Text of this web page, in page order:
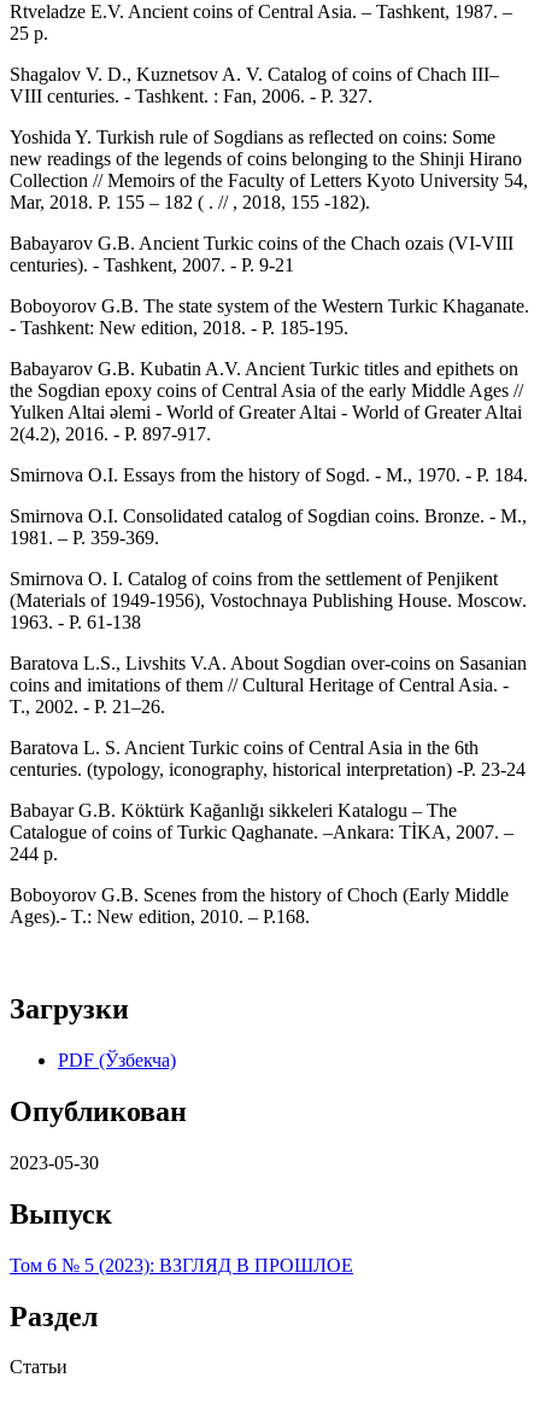
Rtveladze E.V. Ancient coins of Central Asia. – Tashkent, 1987. –
25 p.
Shagalov V. D., Kuznetsov A. V. Catalog of coins of Chach III–
VIII centuries. - Tashkent. : Fan, 2006. - P. 327.
Yoshida Y. Turkish rule of Sogdians as reflected on coins: Some
new readings of the legends of coins belonging to the Shinji Hirano
Collection // Memoirs of the Faculty of Letters Kyoto University 54,
Mar, 2018. P. 155 – 182 ( . // , 2018, 155 -182).
Babayarov G.B. Ancient Turkic coins of the Chach ozais (VI-VIII
centuries). - Tashkent, 2007. - P. 9-21
Boboyorov G.B. The state system of the Western Turkic Khaganate.
- Tashkent: New edition, 2018. - P. 185-195.
Babayarov G.B. Kubatin A.V. Ancient Turkic titles and epithets on
the Sogdian epoxy coins of Central Asia of the early Middle Ages //
Yulken Altai əlemi - World of Greater Altai - World of Greater Altai
2(4.2), 2016. - P. 897-917.
Smirnova O.I. Essays from the history of Sogd. - M., 1970. - P. 184.
Smirnova O.I. Consolidated catalog of Sogdian coins. Bronze. - M.,
1981. – P. 359-369.
Smirnova O. I. Catalog of coins from the settlement of Penjikent
(Materials of 1949-1956), Vostochnaya Publishing House. Moscow.
1963. - P. 61-138
Baratova L.S., Livshits V.A. About Sogdian over-coins on Sasanian
coins and imitations of them // Cultural Heritage of Central Asia. -
T., 2002. - P. 21–26.
Baratova L. S. Ancient Turkic coins of Central Asia in the 6th
centuries. (typology, iconography, historical interpretation) -P. 23-24
Babayar G.B. Köktürk Kağanlığı sikkeleri Katalogu – The
Catalogue of coins of Turkic Qaghanate. –Ankara: TİKA, 2007. –
244 p.
Boboyorov G.B. Scenes from the history of Choch (Early Middle
Ages).- T.: New edition, 2010. – P.168.
Загрузки
PDF (Ўзбекча)
Опубликован
2023-05-30
Выпуск
Том 6 № 5 (2023): ВЗГЛЯД В ПРОШЛОЕ
Раздел
Статьи